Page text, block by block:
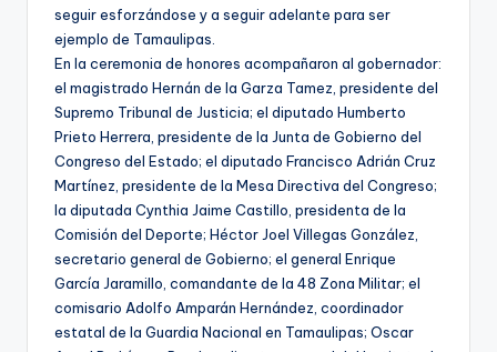
seguir esforzándose y a seguir adelante para ser
ejemplo de Tamaulipas.
En la ceremonia de honores acompañaron al gobernador:
el magistrado Hernán de la Garza Tamez, presidente del
Supremo Tribunal de Justicia; el diputado Humberto
Prieto Herrera, presidente de la Junta de Gobierno del
Congreso del Estado; el diputado Francisco Adrián Cruz
Martínez, presidente de la Mesa Directiva del Congreso;
la diputada Cynthia Jaime Castillo, presidenta de la
Comisión del Deporte; Héctor Joel Villegas González,
secretario general de Gobierno; el general Enrique
García Jaramillo, comandante de la 48 Zona Militar; el
comisario Adolfo Amparán Hernández, coordinador
estatal de la Guardia Nacional en Tamaulipas; Oscar